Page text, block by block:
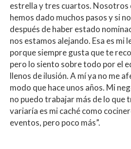
estrella y tres cuartos. Nosotros
hemos dado muchos pasos y si
después de haber estado
nos estamos alejando. Esa es mi
porque siempre gusta que te
pero lo siento sobre todo por el
llenos de ilusión. A mí ya no me
modo que hace unos años. Mi
no puedo trabajar más de lo que
variaría es mi caché como
eventos, pero poco más”.